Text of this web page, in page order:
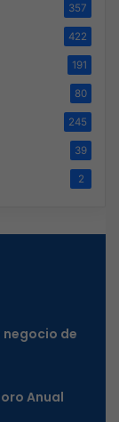
357
422
191
80
245
39
2
negocio de
Anual